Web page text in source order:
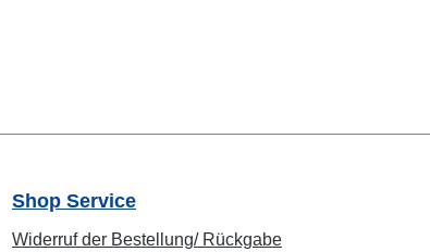
Shop Service
Widerruf der Bestellung/ Rückgabe